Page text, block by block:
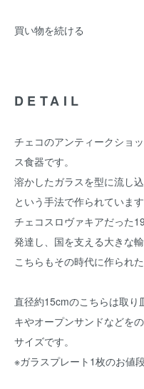
買い物を続ける
DETAIL
チェコのアンティークショ
ス食器です。
溶かしたガラスを型に流し
という手法で作られています
チェコスロヴァキアだった
発達し、国を支える大きな
こちらもその時代に作られ
直径約15cmのこちらは取り
キやオープンサンドなどを
サイズです。
※ガラスプレート1枚のお値段